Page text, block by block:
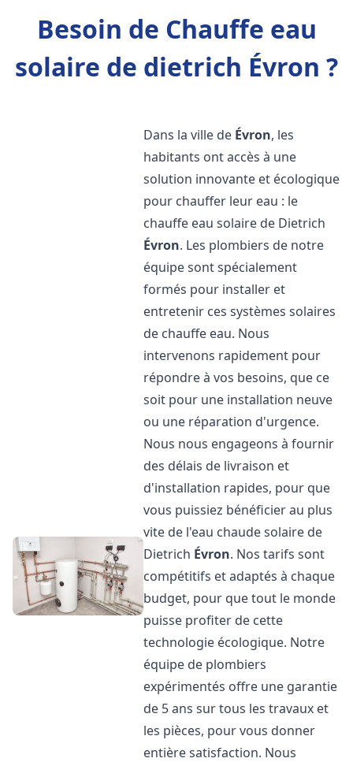
Besoin de Chauffe eau
solaire de dietrich Évron ?
Dans la ville de Évron, les
habitants ont accès à une
solution innovante et écologique
pour chauffer leur eau : le
chauffe eau solaire de Dietrich
Évron. Les plombiers de notre
équipe sont spécialement
formés pour installer et
entretenir ces systèmes solaires
de chauffe eau. Nous
intervenons rapidement pour
répondre à vos besoins, que ce
soit pour une installation neuve
ou une réparation d'urgence.
Nous nous engageons à fournir
des délais de livraison et
d'installation rapides, pour que
vous puissiez bénéficier au plus
vite de l'eau chaude solaire de
Dietrich Évron. Nos tarifs sont
compétitifs et adaptés à chaque
budget, pour que tout le monde
puisse profiter de cette
technologie écologique. Notre
équipe de plombiers
expérimentés offre une garantie
de 5 ans sur tous les travaux et
les pièces, pour vous donner
entière satisfaction. Nous